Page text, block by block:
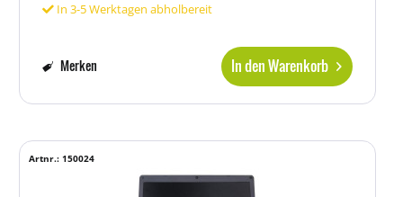
In 3-5 Werktagen abholbereit
In den Warenkorb
Merken
Artnr.: 150024